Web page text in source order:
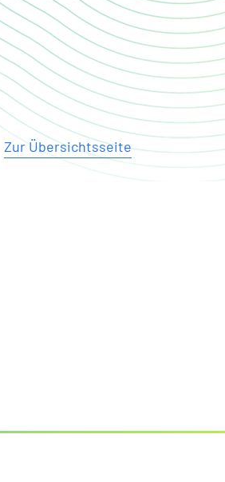
Zur Übersichtsseite